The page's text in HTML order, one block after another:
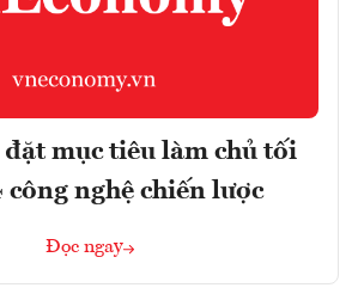
mục tiêu làm chủ tối
công nghệ chiến lược
Đọc ngay